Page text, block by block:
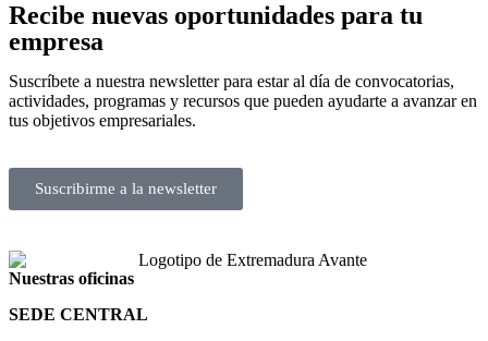
Recibe nuevas oportunidades para tu
empresa
Suscríbete a nuestra newsletter para estar al día de convocatorias,
actividades, programas y recursos que pueden ayudarte a avanzar en
tus objetivos empresariales.
Suscribirme a la newsletter
Nuestras oficinas
SEDE CENTRAL